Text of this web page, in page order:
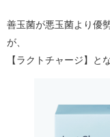
善玉菌が悪玉菌より優
が、
【ラクトチャージ】と